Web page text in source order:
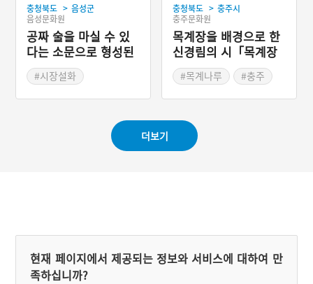
마을이었다. 지금은 염리동
사람들이 소금을 판매하고
운송하던 옛 모습을 볼 수는
없지만, 과거 염리동 사람들
의 생활상은 현대에 조성된
소금길에서 발견할 수 있다.
충청북도 > 음성군
음성문화원
공짜 술을 마실 수 있
다는 소문으로 형성된
보천장
#시장설화
충청북도 > 충주시
충주문화원
목계장을 배경으로 한
신경림의 시「목계장
터」
#목계나루
#충주
더보기
현재 페이지에서 제공되는 정보와 서비스에 대하여 만
족하십니까?